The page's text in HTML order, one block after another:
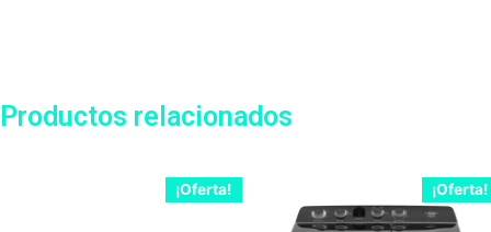
Productos relacionados
¡Oferta! ¡Oferta!